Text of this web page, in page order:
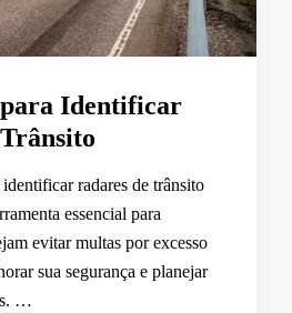
Identificar
radares de trânsito
essencial para
evitar multas por excesso
sua segurança e planejar
…